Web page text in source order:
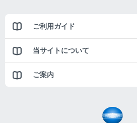
ご利用ガイド
当サイトについて
ご案内